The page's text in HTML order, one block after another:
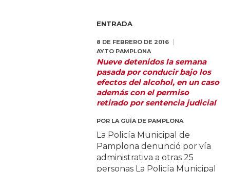
ENTRADA
8 DE FEBRERO DE 2016
AYTO PAMPLONA
Nueve detenidos la semana
pasada por conducir bajo los
efectos del alcohol, en un caso
además con el permiso
retirado por sentencia judicial
POR LA GUÍA DE PAMPLONA
La Policía Municipal de
Pamplona denunció por vía
administrativa a otras 25
personas La Policía Municipal